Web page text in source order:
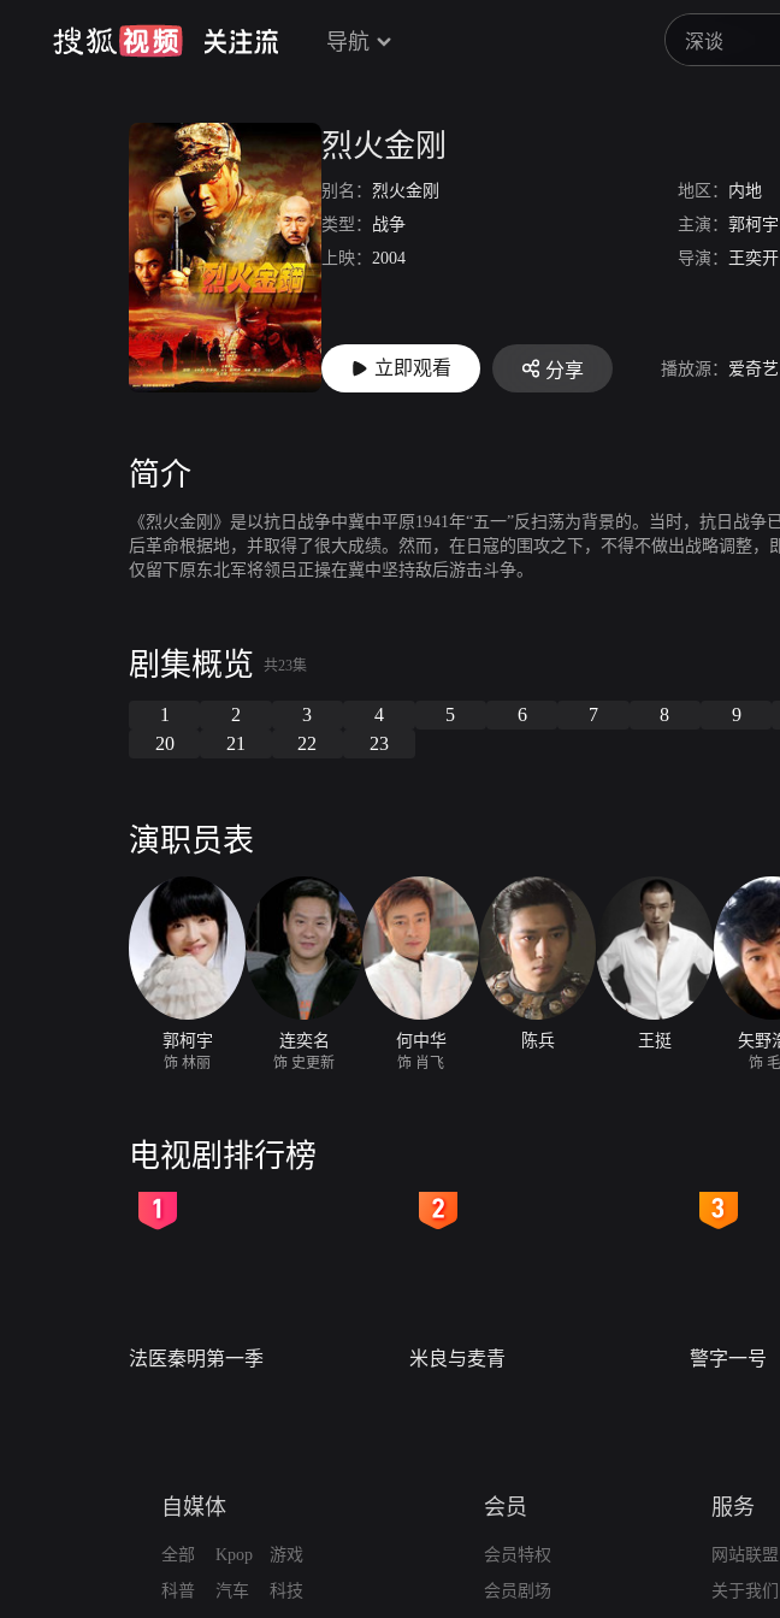
导航
烈火金刚
别名： 烈火金刚 地区： 内地
类型： 战争 主演： 郭柯宇
上映： 2004 导演： 王奕开
立即观看 分享 播放源： 爱奇艺
简介
《烈火金刚》是以抗日战争中冀中平原1941年“五一”反扫荡为背景的。当时，抗日战
后革命根据地，并取得了很大成绩。然而，在日寇的围攻之下，不得不做出战略调整
仅留下原东北军将领吕正操在冀中坚持敌后游击斗争。
剧集概览 共23集
1 2 3 4 5 6 7 8 9
20
21 22 23
演职员表
郭柯宇
饰 林丽
连奕名
饰 史更新
何中华
饰 肖飞
陈兵 王挺 矢野
饰
电视剧排行榜
法医秦明第一季 米良与麦青 警字一号
自媒体
全部
科普
Kpop
汽车
游戏
科技
会员
会员特权
会员剧场
服务
网站联盟
关于我们